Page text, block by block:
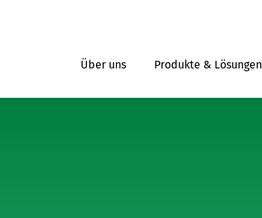
Über uns Produkte & Lösungen